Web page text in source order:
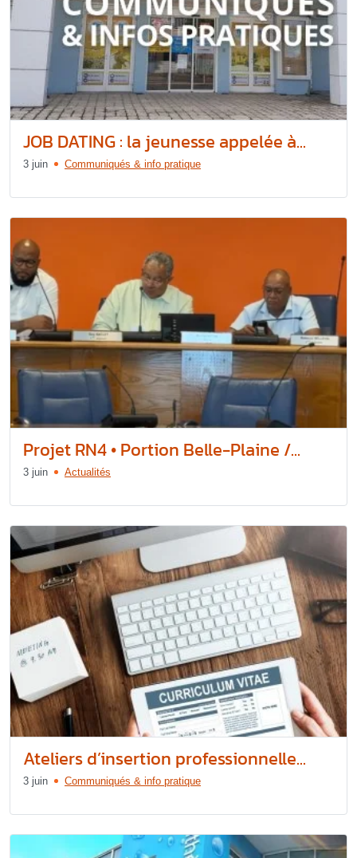
JOB DATING : la jeunesse appelée à...
3 juin Communiqués & info pratique
Projet RN4 • Portion Belle-Plaine /...
3 juin Actualités
Ateliers d’insertion professionnelle...
3 juin Communiqués & info pratique